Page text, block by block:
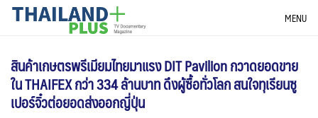
SkipTHAILANDPLUS NEWS MENU
สินค้าเกษตรพรีเมียมไทยมาแรง DIT Pavilion กวาดยอดขาย
ใน THAIFEX กว่า 334 ล้านบาท ดึงผู้ซื้อทั่วโลก สนใจทุเรียนซู
เปอร์จิ๋วต่อยอดส่งออกญี่ปุ่น